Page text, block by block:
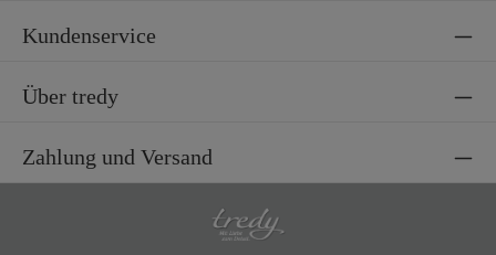
Kundenservice
Über tredy
Zahlung und Versand